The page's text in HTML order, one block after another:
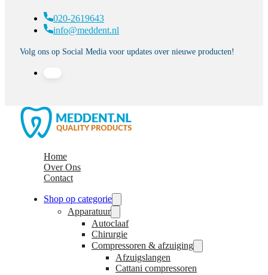
020-2619643
info@meddent.nl
Volg ons op Social Media voor updates over nieuwe producten!
Home
Over Ons
Contact
Shop op categorie
Apparatuur
Autoclaaf
Chirurgie
Compressoren & afzuiging
Afzuigslangen
Cattani compressoren